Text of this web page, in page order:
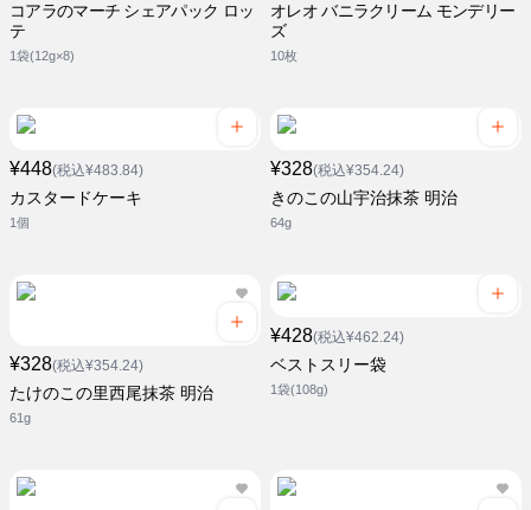
コアラのマーチ シェアパック ロッ
テ
1袋(12g×8)
オレオ バニラクリーム モンデリー
ズ
10枚
¥448(税込¥483.84)
カスタードケーキ
1個
¥328(税込¥354.24)
きのこの山宇治抹茶 明治
64g
¥328(税込¥354.24)
たけのこの里西尾抹茶 明治
61g
¥428(税込¥462.24)
ベストスリー袋
1袋(108g)